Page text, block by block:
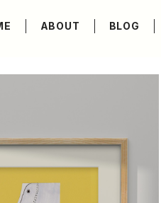
ABOUT BLOG